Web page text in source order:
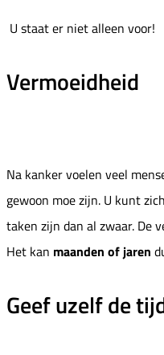
U staat er niet alleen voor!
Vermoeidheid
Na kanker voelen veel
gewoon moe zijn. U kunt
taken zijn dan al zwaar. De
Het kan maanden of jaren
Geef uzelf de